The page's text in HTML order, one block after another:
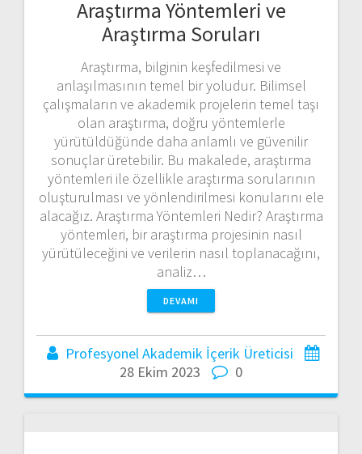
Araştırma Yöntemleri ve
Araştırma Soruları
Araştırma, bilginin keşfedilmesi ve
anlaşılmasının temel bir yoludur. Bilimsel
çalışmaların ve akademik projelerin temel taşı
olan araştırma, doğru yöntemlerle
yürütüldüğünde daha anlamlı ve güvenilir
sonuçlar üretebilir. Bu makalede, araştırma
yöntemleri ile özellikle araştırma sorularının
oluşturulması ve yönlendirilmesi konularını ele
alacağız. Araştırma Yöntemleri Nedir? Araştırma
yöntemleri, bir araştırma projesinin nasıl
yürütüleceğini ve verilerin nasıl toplanacağını,
analiz…
DEVAMI
Profesyonel Akademik İçerik Üreticisi
28 Ekim 2023
0